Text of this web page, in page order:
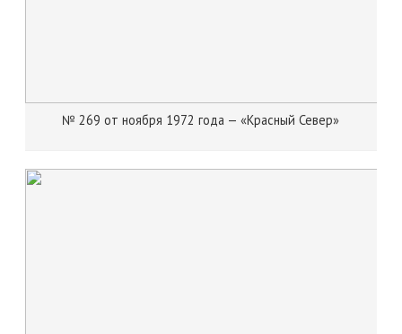
№ 269 от ноября 1972 года — «Красный Север»